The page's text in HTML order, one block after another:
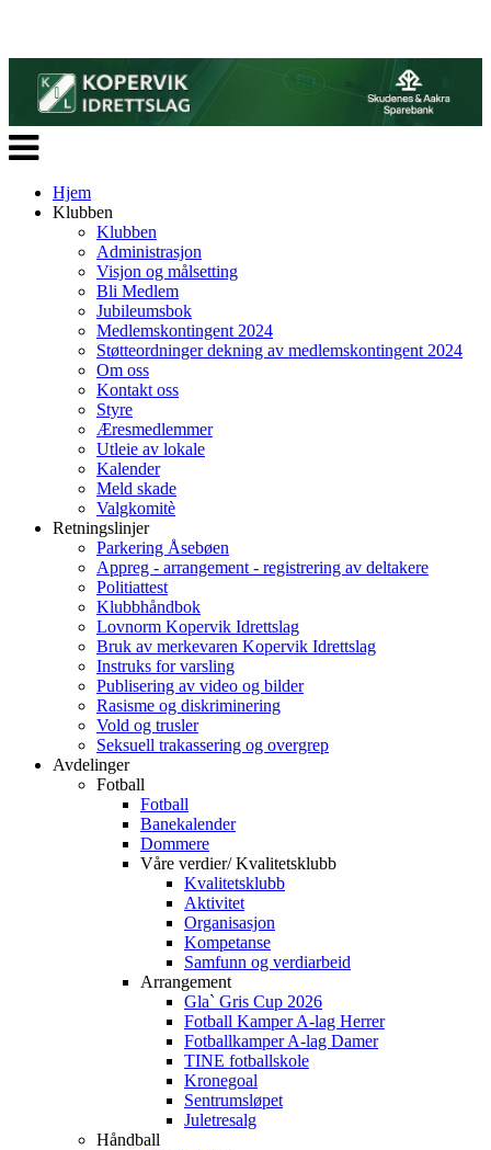
Veksle
navigasjon
Hjem
Klubben
Klubben
Administrasjon
Visjon og målsetting
Bli Medlem
Jubileumsbok
Medlemskontingent 2024
Støtteordninger dekning av medlemskontingent 2024
Om oss
Kontakt oss
Styre
Æresmedlemmer
Utleie av lokale
Kalender
Meld skade
Valgkomitè
Retningslinjer
Parkering Åsebøen
Appreg - arrangement - registrering av deltakere
Politiattest
Klubbhåndbok
Lovnorm Kopervik Idrettslag
Bruk av merkevaren Kopervik Idrettslag
Instruks for varsling
Publisering av video og bilder
Rasisme og diskriminering
Vold og trusler
Seksuell trakassering og overgrep
Avdelinger
Fotball
Fotball
Banekalender
Dommere
Våre verdier/ Kvalitetsklubb
Kvalitetsklubb
Aktivitet
Organisasjon
Kompetanse
Samfunn og verdiarbeid
Arrangement
Gla` Gris Cup 2026
Fotball Kamper A-lag Herrer
Fotballkamper A-lag Damer
TINE fotballskole
Kronegoal
Sentrumsløpet
Juletresalg
Håndball